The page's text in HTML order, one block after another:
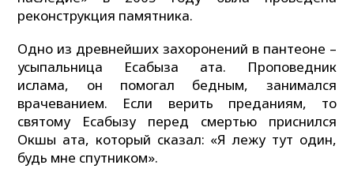
реконструкция памятника.
Одно из древнейших захоронений в пантеоне –
усыпальница Есабыза ата. Проповедник
ислама, он помогал бедным, занимался
врачеванием. Если верить преданиям, то
святому Есабызу перед смертью приснился
Окшы ата, который сказал: «Я лежу тут один,
будь мне спутником».